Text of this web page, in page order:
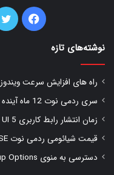
فیس
نوشته‌های تازه
راه های افزایش سرعت ویندوز
سری ردمی نوت 12 ماه آینده عرضه شود
زمان انتشار رابط کاربری One UI 5 برای گوشی‌های سامسونگ مشخص شد
قیمت شیائومی ردمی نوت 11SE تایید شد
دسترسی به منوی Advanced Startup Options ویندوز 11